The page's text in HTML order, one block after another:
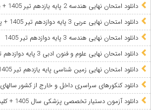
دانلود امتحان نهایی هندسه 2 پایه یازدهم تیر 1405 + پاسخ
دانلود امتحان نهایی عربی 3 پایه دوازدهم تیر 1405 + پاسخ
دانلود امتحان نهایی هندسه 3 پایه دوازدهم تیر 1405
دانلود امتحان نهایی علوم و فنون ادبی 3 پایه دوازدهم تیر 1405
دانلود امتحان نهایی زمین شناسی پایه یازدهم تیر 1405
دانلود کنکورهای سراسری داخل و خارج از کشور سالهای 1381 تا 1405
دانلود آزمون دستیار تخصصی پزشکی سال 1405 + کلید نهایی